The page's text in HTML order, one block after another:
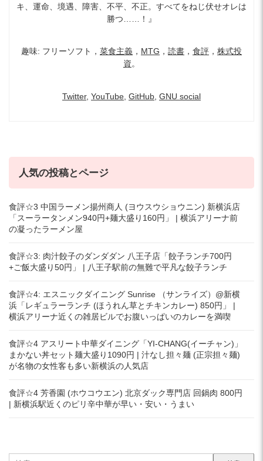
キ、運命、境遇、障害、不平、不正。すべてをねじ伏せオレは
勝つ……！』
趣味: フリーソフト， 菜食主義 ， MTG ， 読書 ， 食評 ， 株式投
資。
Twitter, YouTube GitHub GNU social
人気の投稿とページ
食評☆3 中国ラーメン揚州商人 (ヨウスウショウニン) 新横浜店
「スーラータンメン940円+麺大盛り160円」 | 横浜アリーナ前
の凝ったラーメン屋
食評☆3: 肉汁餃子のダンダダン 八王子店「餃子ランチ700円
+ご飯大盛り50円」 | 八王子駅前の無難で平凡な餃子ランチ
食評☆4: エスニックダイニング Sunrise （サンライズ）@新横
浜「レギュラーランチ (ほうれん草とチキンカレー) 850円」 |
横浜アリーナ近くの雑居ビルでお腹いっぱいのカレーを満喫
食評☆4 アスリート中華ダイニング「YI-CHANG(イーチャン)」
まかない丼セット麺大盛り1090円 | 汁なし担々麺 (正宗担々麺)
が名物の女性客も多い新横浜の人気店
食評☆4 芳香園 (ホウコウエン) 北京ダック専門店 回鍋肉 800円
| 新横浜駅近くのピリ辛中華が早い・安い・うまい